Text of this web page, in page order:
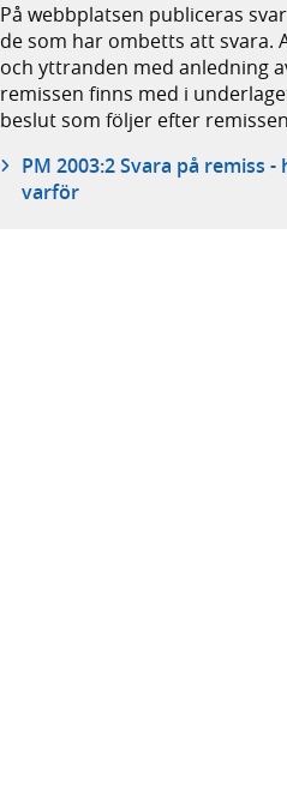
På webbplatsen publiceras
de som har ombetts att svara.
och yttranden med anledning
remissen finns med i
beslut som följer efter
PM 2003:2 Svara på remiss -
varför